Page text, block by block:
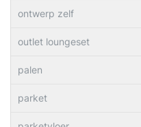
ontwerp zelf
outlet loungeset
palen
parket